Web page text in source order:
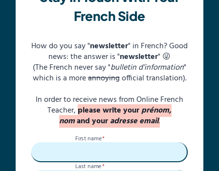
French Side
How do you say "newsletter" in French? Good
news: the answer is "newsletter" 😜
(The French never say "bulletin d’information"
which is a moreannoyingofficial translation).
In order to receive news from Online French
Teacher, please write yourprénom,
nomand youradresse email.
First name*
Last name*